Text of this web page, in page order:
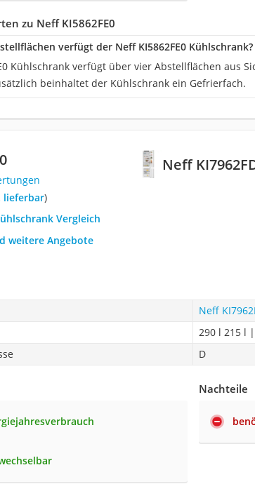
zu Neff KI5862FE0
verfügt der Neff KI5862FE0 Kühlschrank?
Kühlschrank verfügt über vier Abstellflächen aus
beinhaltet der Kühlschrank ein Gefrierfach.
Neff
lieferbar)
Vergleich
weitere Angebote
Neff
290 l 215 l
D
Nachteile